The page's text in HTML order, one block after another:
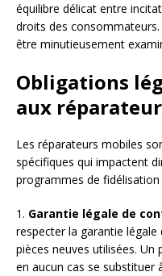
équilibre délicat entre
droits des
être minutieusement
Obligations
aux
Les réparateurs mobiles
spécifiques qui impactent
programmes de fidélisation
1. Garantie légale de
respecter la garantie
pièces neuves utilisées.
en aucun cas se substituer